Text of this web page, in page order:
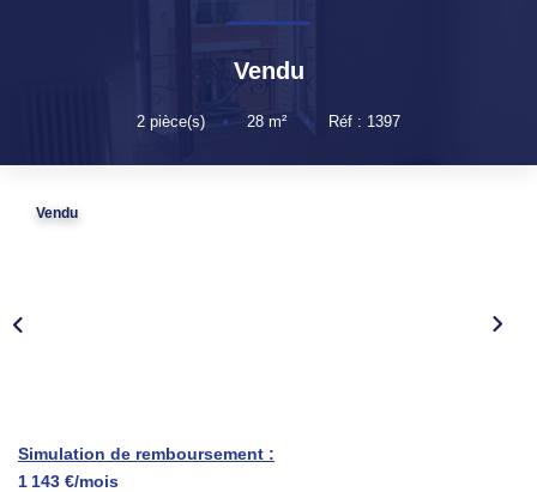
NOTRE AGENCE
Vendu
2 pièce(s) • 28 m² • Réf : 1397
Vendu
Simulation de remboursement :
1 143 €/mois